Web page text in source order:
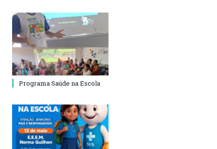
Programa Saúde na Escola